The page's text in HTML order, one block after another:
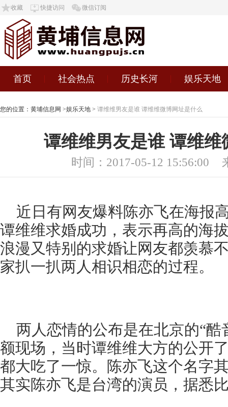
收藏 快捷访问 微信订阅
首页 社会热点 历史长河 娱乐天地
您的位置： 黄埔信息网 >娱乐天地 > 谭维维男友是谁 谭维维微博网址是什么
谭维维男友是谁 谭维
时间：2017-05-12 15:56:00
近日有网友爆料陈亦飞在海报
谭维维求婚成功，表示再高的海
浪漫又特别的求婚让网友都羡慕
家扒一扒两人相识相恋的过程。
两人恋情的公布是在北京的“
额现场，当时谭维维大方的公开
都大吃了一惊。陈亦飞这个名字
其实陈亦飞是台湾的演员，据悉